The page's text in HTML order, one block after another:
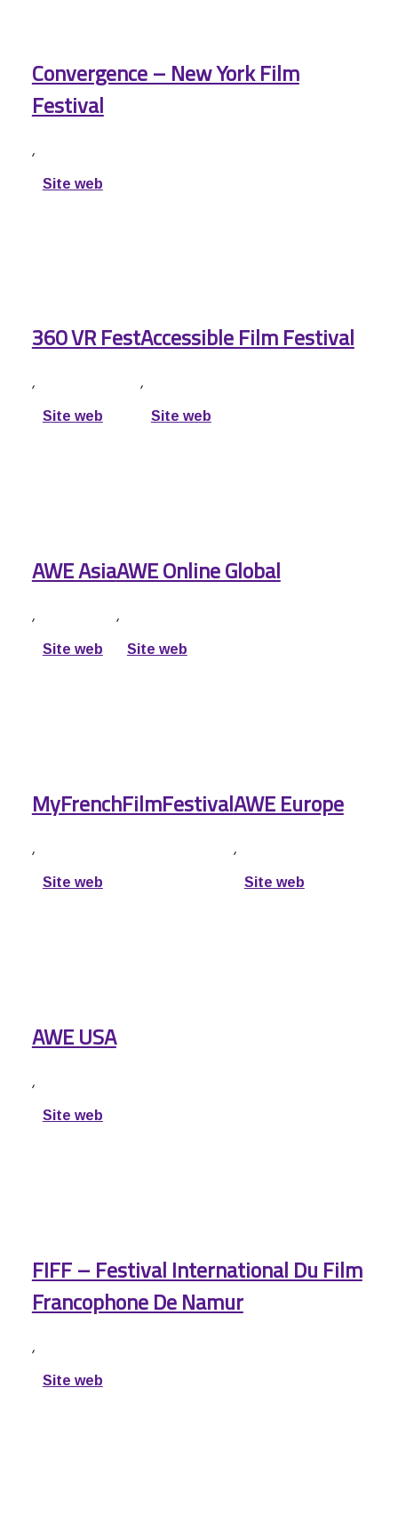
Convergence – New York Film
Festival
,
Site web
360 VR Fest
,
Site web
Accessible Film Festival
,
Site web
AWE Asia
,
Site web
AWE Online Global
,
Site web
MyFrenchFilmFestival
,
Site web
AWE Europe
,
Site web
AWE USA
,
Site web
FIFF – Festival International Du Film
Francophone De Namur
,
Site web